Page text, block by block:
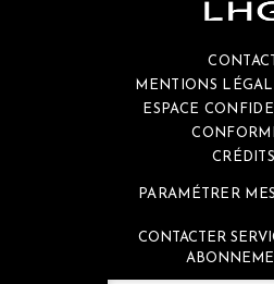
CONTACT
MENTIONS
ESPACE
CRÉDITS
PARAMÉTRER
CONTACTER